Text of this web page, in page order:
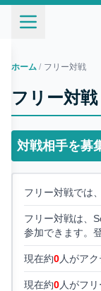
ホーム / フリー対戦
フリー対戦
対戦相手を募
フリー対戦では
フリー対戦は、
参加できます。
現在約0人がアク
現在約0人がフ